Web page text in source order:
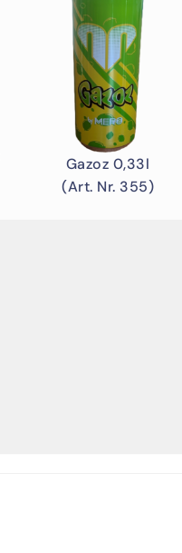
Gazoz 0,33l
(Art. Nr. 355)